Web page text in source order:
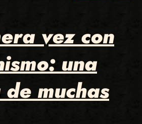
vez con
una
muchas